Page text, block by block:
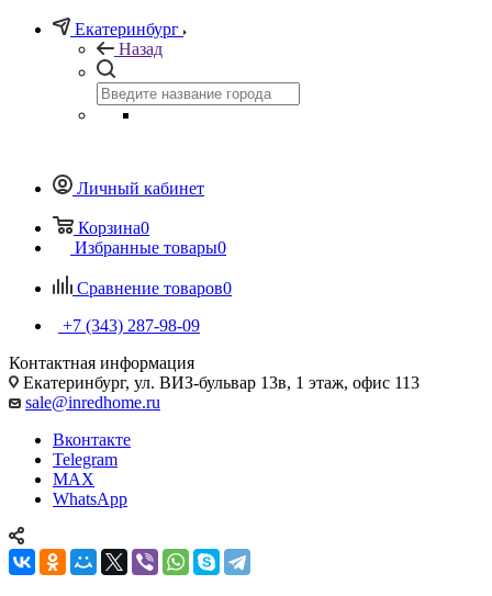
Екатеринбург
Назад
Личный кабинет
Корзина0
Избранные товары0
Сравнение товаров0
+7 (343) 287-98-09
Контактная информация
Екатеринбург, ул. ВИЗ-бульвар 13в, 1 этаж, офис 113
sale@inredhome.ru
Вконтакте
Telegram
MAX
WhatsApp